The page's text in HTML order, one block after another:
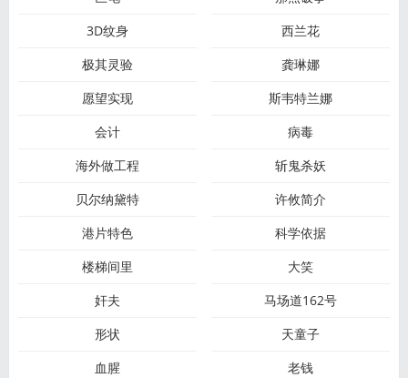
3D纹身
西兰花
极其灵验
龚琳娜
愿望实现
斯韦特兰娜
会计
病毒
海外做工程
斩鬼杀妖
贝尔纳黛特
许攸简介
港片特色
科学依据
楼梯间里
大笑
奸夫
马场道162号
形状
天童子
血腥
老钱